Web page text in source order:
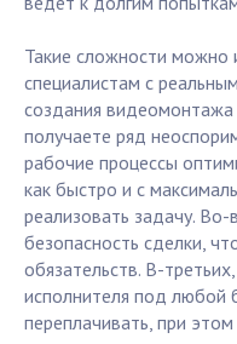
Такие сложности
специалистам с
создания
получаете ряд
рабочие процессы
как быстро и с
реализовать задачу.
безопасность сделки,
обязательств. В-
исполнителя под любой
переплачивать, при